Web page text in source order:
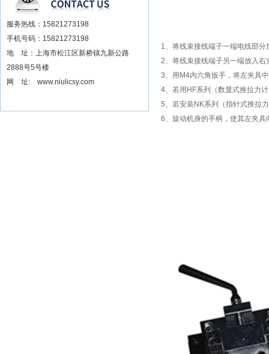
服务热线：15821273198
手机号码：15821273198
地 址：上海市松江区新桥镇九新公路
2888号5号楼
网 址: www.niulicsy.com
1、将线束接线端子一端电线部
2、将线束接线端子另一端放入
3、用M4内六角扳手，将左夹具
4、若用HF系列（数显式推拉力
5、若安装NK系列（指针式推拉
6、旋动机身的手柄，使其左夹